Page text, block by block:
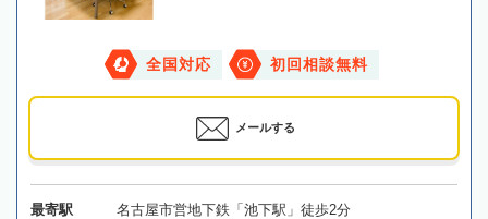
全国対応 初回相談無料
メールする
最寄駅 名古屋市営地下鉄「池下駅」徒歩2分